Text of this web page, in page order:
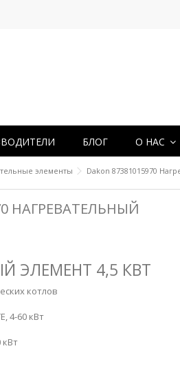
БЛОГ О НАС
элементы Dakon 87381015970
НАГРЕВАТЕЛЬНЫЙ
ЭЛЕМЕНТ 4,5 КВТ
котлов
4-60 кВт
кВт